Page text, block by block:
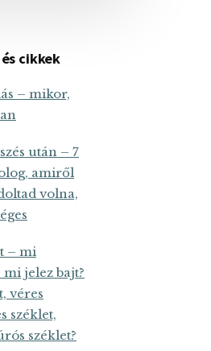
cikkek
– mikor,
után – 7
amiről
volna,
– mi
jelez bajt?
véres
széklet,
széklet?